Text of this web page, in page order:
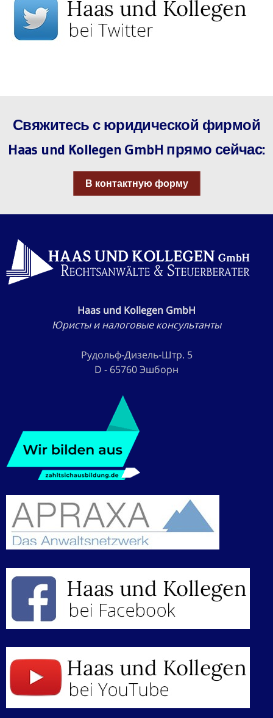
Свяжитесь с юридической фирмой
Haas und Kollegen GmbH прямо сейчас:
В контактную форму
Haas und Kollegen GmbH
Юристы и налоговые консультанты
Рудольф-Дизель-Штр. 5
D - 65760 Эшборн